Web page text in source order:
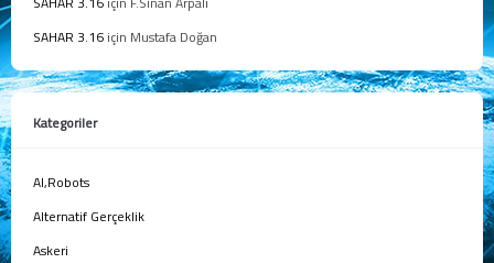
SAHAR 3.16 için Mustafa Doğan
Kategoriler
AI,Robots
Alternatif Gerçeklik
Askeri